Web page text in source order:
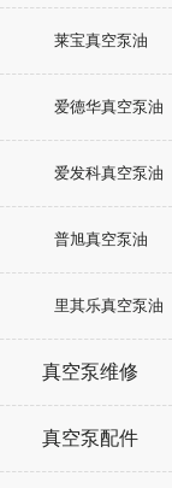
莱宝真空泵油
爱德华真空泵油
爱发科真空泵油
普旭真空泵油
里其乐真空泵油
真空泵维修
真空泵配件